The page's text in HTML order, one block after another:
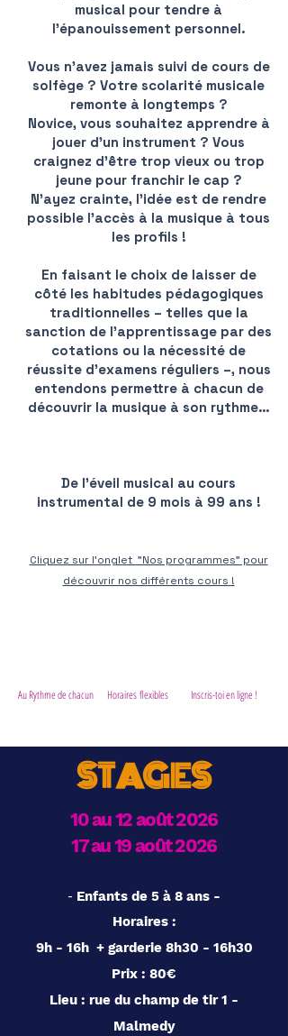
musical pour tendre à
l’épanouissement personnel.
Vous n’avez jamais suivi de cours de
solfège ? Votre scolarité musicale
remonte à longtemps ?
Novice, vous souhaitez apprendre à
jouer d’un instrument ? Vous
craignez d’être trop vieux ou trop
jeune pour franchir le cap ?
N’ayez crainte, l’idée est de rendre
possible l’accès à la musique à tous
les profils !
En faisant le choix de laisser de
côté les habitudes pédagogiques
traditionnelles – telles que la
sanction de l’apprentissage par des
cotations ou la nécessité de
réussite d’examens réguliers –, nous
entendons permettre à chacun de
découvrir la musique à son rythme…
De l'éveil musical au cours
instrumental de 9 mois à 99 ans !
Cliquez sur l'onglet "Nos programmes" pour
découvrir nos différents cours !
Au Rythme de chacun Horairesflexibles Inscris-toi en ligne !
STAGES
10 au 12 août 2026
17 au 19 août 2026
- Enfants de 5 à 8 ans -
Horaires :
9h - 16h + garderie 8h30 - 16h30
Prix : 80€
Lieu : rue du champ de tir 1 -
Malmedy